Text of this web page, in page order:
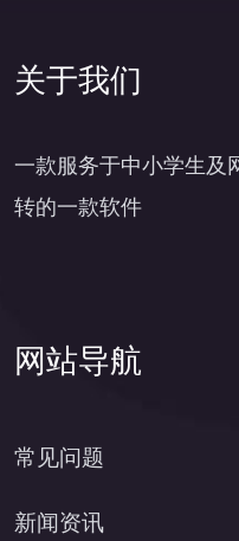
关于我们
一款服务于中小学生及
转的一款软件
网站导航
常见问题
新闻资讯